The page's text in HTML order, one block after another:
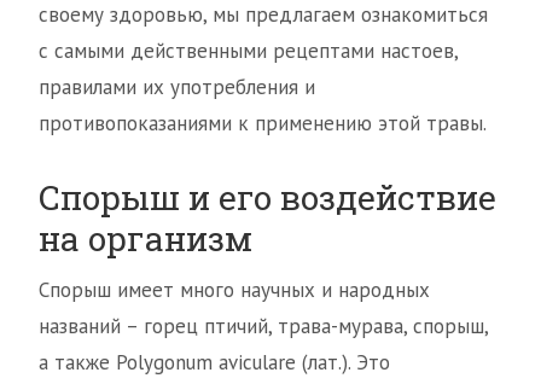
своему здоровью, мы предлагаем ознакомиться
с самыми действенными рецептами настоев,
правилами их употребления и
противопоказаниями к применению этой травы.
Спорыш и его воздействие
на организм
Спорыш имеет много научных и народных
названий – горец птичий, трава-мурава, спорыш,
а также Polygonum aviculare (лат.). Это